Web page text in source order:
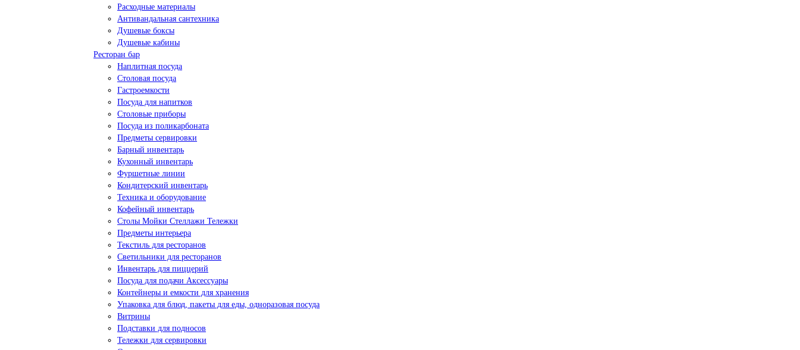
Расходные материалы
Антивандальная сантехника
Душевые боксы
Душевые кабины
Ресторан бар
Наплитная посуда
Столовая посуда
Гастроемкости
Посуда для напитков
Столовые приборы
Посуда из поликарбоната
Предметы сервировки
Барный инвентарь
Кухонный инвентарь
Фуршетные линии
Кондитерский инвентарь
Техника и оборудование
Кофейный инвентарь
Столы Мойки Стеллажи Тележки
Предметы интерьера
Текстиль для ресторанов
Светильники для ресторанов
Инвентарь для пиццерий
Посуда для подачи Аксессуары
Контейнеры и емкости для хранения
Упаковка для блюд, пакеты для еды, одноразовая посуда
Витрины
Подставки для подносов
Тележки для сервировки